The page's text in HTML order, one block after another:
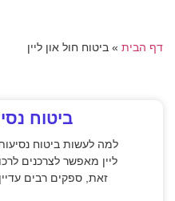
דף הבית » ביטוח חול און ליין
ביטוח
למה לעשות ביטוח נסיעות
ליין מאפשר לצרכנים
זאת, ספקים רבים